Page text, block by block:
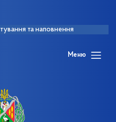
та наповнення
Меню